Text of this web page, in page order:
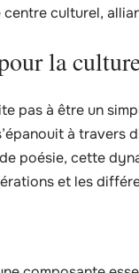
culturel,
la
pas à être un
à travers
poésie, cette
et les